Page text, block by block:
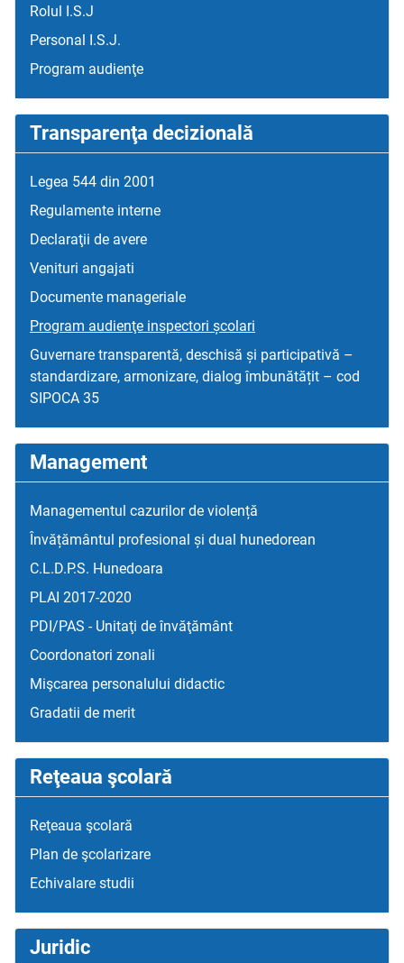
Rolul I.S.J
Personal I.S.J.
Program audienţe
Transparenţa decizională
Legea 544 din 2001
Regulamente interne
Declaraţii de avere
Venituri angajati
Documente manageriale
Program audienţe inspectori școlari
Guvernare transparentă, deschisă și participativă –
standardizare, armonizare, dialog îmbunătățit – cod
SIPOCA 35
Management
Managementul cazurilor de violență
Învățământul profesional și dual hunedorean
C.L.D.P.S. Hunedoara
PLAI 2017-2020
PDI/PAS - Unitaţi de învăţământ
Coordonatori zonali
Mişcarea personalului didactic
Gradatii de merit
Reţeaua şcolară
Reţeaua şcolară
Plan de şcolarizare
Echivalare studii
Juridic